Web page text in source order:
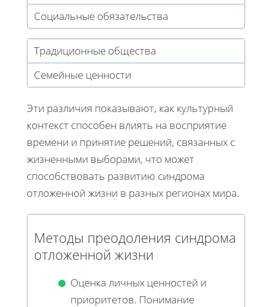
Социальные обязательства
Традиционные общества
Семейные ценности
Эти различия показывают, как культурный
контекст способен влиять на восприятие
времени и принятие решений, связанных с
жизненными выборами, что может
способствовать развитию синдрома
отложенной жизни в разных регионах мира.
Методы преодоления синдрома
отложенной жизни
Оценка личных ценностей и
приоритетов. Понимание